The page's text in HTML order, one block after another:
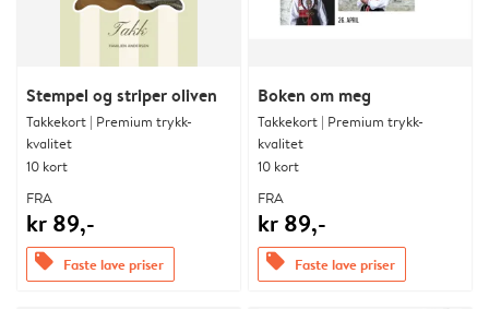
Stempel og striper oliven
Takkekort | Premium trykk-
kvalitet
10 kort
FRA
kr 89,-
offers Faste lave priser
Boken om meg
Takkekort | Premium trykk-
kvalitet
10 kort
FRA
kr 89,-
offers Faste lave priser